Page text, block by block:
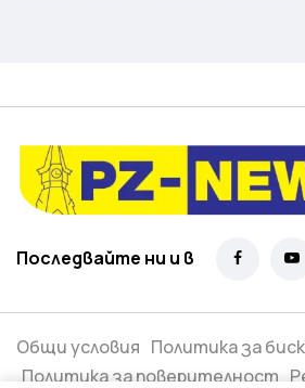
Последвайте ни и в
Общи условия Политика за
Политика за поверителност